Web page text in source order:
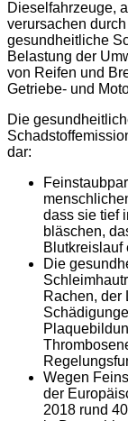
Dieselfahrzeuge,
verursachen
gesundheitliche
Belastung der
von Reifen und
Getriebe- und
Die
dar:
dass sie tief
bläschen,
Blutkreislauf
Die
Rachen, der
Wegen
der
2018 rund